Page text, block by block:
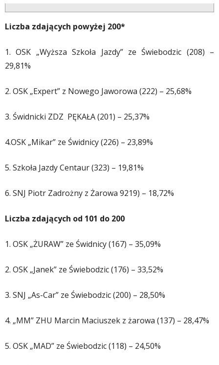
Liczba zdających powyżej 200*
1. OSK „Wyższa Szkoła Jazdy” ze Świebodzic (208) –
29,81%
2. OSK „Expert” z Nowego Jaworowa (222) – 25,68%
3. Świdnicki ZDZ PĘKAŁA (201) – 25,37%
4.OSK „Mikar” ze Świdnicy (226) – 23,89%
5. Szkoła Jazdy Centaur (323) – 19,81%
6. SNJ Piotr Zadrożny z Żarowa 9219) – 18,72%
Liczba zdających od 101 do 200
1. OSK „ŻURAW” ze Świdnicy (167) – 35,09%
2. OSK „Janek” ze Świebodzic (176) – 33,52%
3. SNJ „As-Car” ze Świebodzic (200) – 28,50%
4. „MM” ZHU Marcin Maciuszek z żarowa (137) – 28,47%
5. OSK „MAD” ze Świebodzic (118) – 24,50%